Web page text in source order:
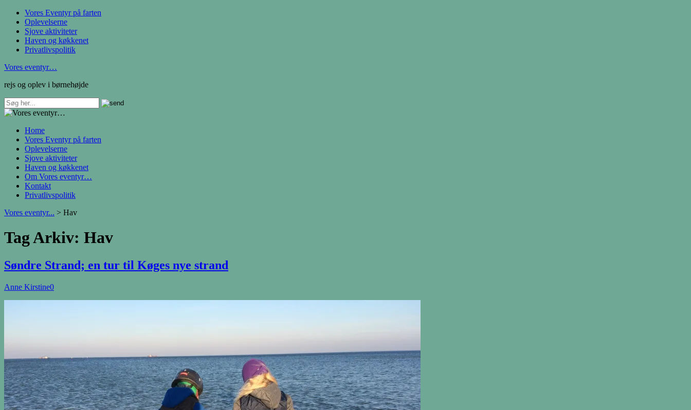
Vores Eventyr på farten
Oplevelserne
Sjove aktiviteter
Haven og køkkenet
Privatlivspolitik
Vores eventyr…
rejs og oplev i børnehøjde
Home
Vores Eventyr på farten
Oplevelserne
Sjove aktiviteter
Haven og køkkenet
Om Vores eventyr…
Kontakt
Privatlivspolitik
Vores eventyr... > Hav
Tag Arkiv: Hav
Søndre Strand; en tur til Køges nye strand
Anne Kirstine0